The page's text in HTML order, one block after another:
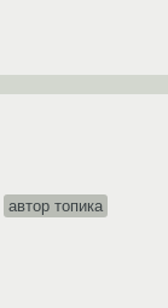
автор топика